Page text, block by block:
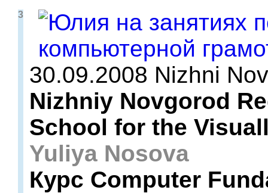
3
30.09.2008 Nizhni
Nizhniy Novgorod
School for the
Yuliya Nosova
Курс Computer